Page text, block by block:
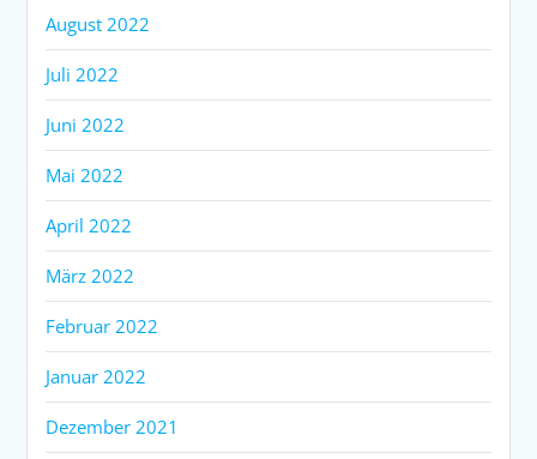
August 2022
Juli 2022
Juni 2022
Mai 2022
April 2022
März 2022
Februar 2022
Januar 2022
Dezember 2021